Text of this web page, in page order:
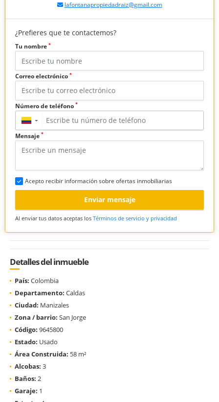
lafontanapropiedadraiz@gmail.com
¿Prefieres que te contactemos?
Tu nombre *
Correo electrónico *
Número de teléfono *
▼
Mensaje *
Acepto recibir información sobre ofertas inmobiliarias
Enviar mensaje
Al enviar tus datos aceptas los Términos de servicio y privacidad
Detalles del inmueble
País: Colombia
Departamento: Caldas
Ciudad: Manizales
Zona / barrio: San Jorge
Código: 9645800
Estado: Usado
Área Construida: 58 m²
Alcobas: 3
Baños: 2
Garaje: 1